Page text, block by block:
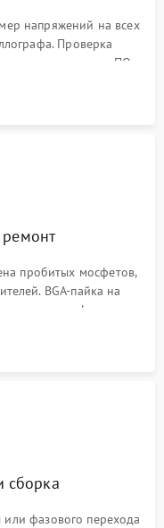
напряжений на всех
Проверка
ПО
пробитых мосфетов,
BGA-пайка на
замена графического
Прошивка BIOS
сборка
фазового перехода